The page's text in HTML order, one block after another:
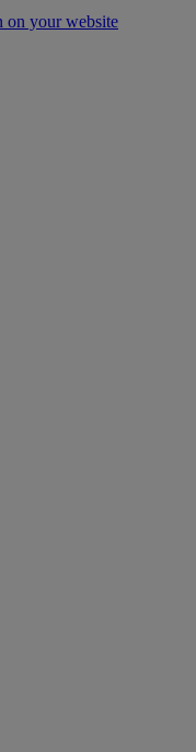
on your website